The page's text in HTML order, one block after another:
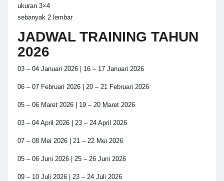
ukuran 3×4
sebanyak 2 lembar
JADWAL TRAINING TAHUN
2026
03 – 04 Januari 2026 | 16 – 17 Januari 2026
06 – 07 Februari 2026 | 20 – 21 Februari 2026
05 – 06 Maret 2026 | 19 – 20 Maret 2026
03 – 04 April 2026 | 23 – 24 April 2026
07 – 08 Mei 2026 | 21 – 22 Mei 2026
05 – 06 Juni 2026 | 25 – 26 Juni 2026
09 – 10 Juli 2026 | 23 – 24 Juli 2026